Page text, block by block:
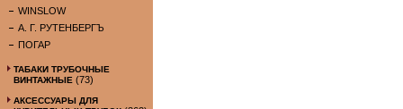
WINSLOW
А. Г. РУТЕНБЕРГЪ
ПОГАР
ТАБАКИ ТРУБОЧНЫЕ
ВИНТАЖНЫЕ (73)
АКСЕССУАРЫ ДЛЯ